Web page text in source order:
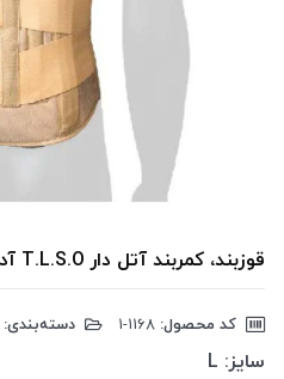
قوزبند، کمربند آتل دار T.L.S.O آدور سایز L (کد 210083)
کد محصول: دسته‌بندی:
سایز: L